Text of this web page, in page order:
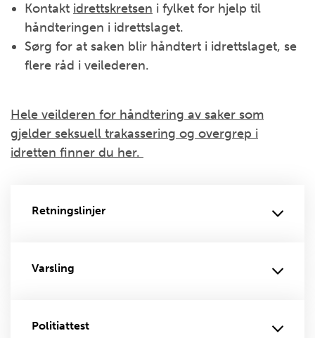
Kontakt idrettskretsen i fylket for hjelp til
håndteringen i idrettslaget.
Sørg for at saken blir håndtert i idrettslaget, se
flere råd i veilederen.
Hele veilderen for håndtering av saker som
gjelder seksuell trakassering og overgrep i
idretten finner du her.
Retningslinjer
Varsling
Politiattest